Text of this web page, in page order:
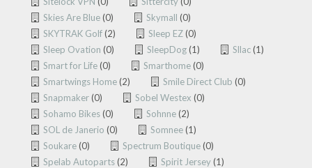
Skies Are Blue(0) Skymall (0)
SKYTRAK Golf(2) Sleep EZ(0)
Sleep Ovation (0) SleepDog(1) Sllac(1)
Smart for Life(0) Smarthome(0)
Smartwings Home(2) Smile Direct Club (0)
Snapmaker(0) Sobel Westex (0)
Sohamo Bikes(0) Sohnne(2)
SOL de Janerio (0) Somnee(1)
Soukare(0) Spectrum Boutique(0)
Spelab Autoparts(2) Spirit Jersey(1)